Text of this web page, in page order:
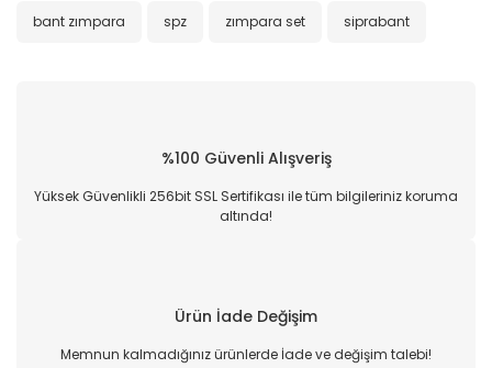
bant zımpara spz zımpara set siprabant
%100 Güvenli Alışveriş
Yüksek Güvenlikli 256bit SSL Sertifikası ile tüm bilgileriniz koruma
altında!
Ürün İade Değişim
Memnun kalmadığınız ürünlerde İade ve değişim talebi!